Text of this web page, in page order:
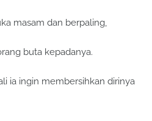
masam dan berpaling,
buta kepadanya.
ia ingin membersihkan dirinya